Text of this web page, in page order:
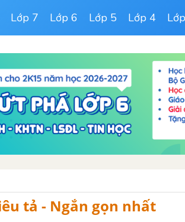
Lớp 7 Lớp 6 Lớp 5 Lớp 4
tả - Ngắn gọn nhất